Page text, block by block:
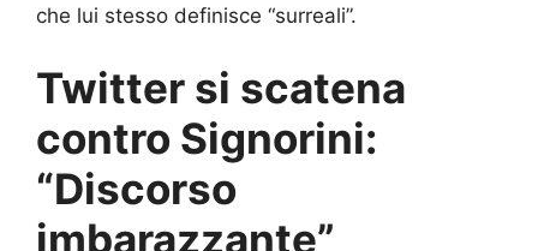
che lui stesso definisce “surreali”.
Twitter si scatena
contro Signorini:
“Discorso
imbarazzante”